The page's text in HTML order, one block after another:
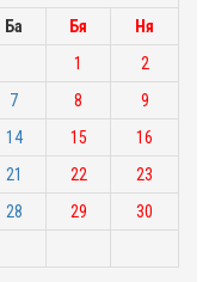
Ба Бя
Ня
1
2
7 8
9
14 15
16
21 22
23
28 29
30